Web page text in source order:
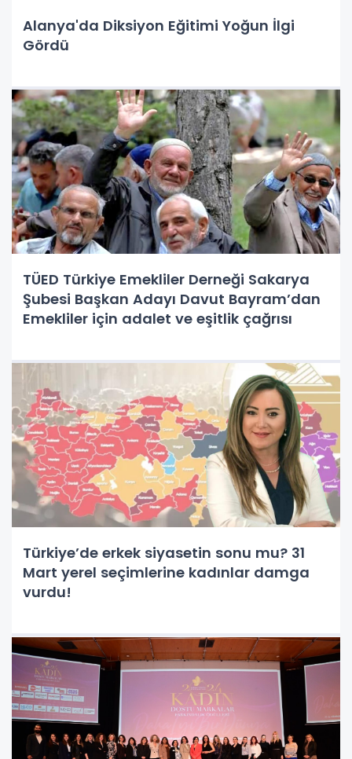
Alanya'da Diksiyon Eğitimi Yoğun İlgi
Gördü
TÜED Türkiye Emekliler Derneği Sakarya
Şubesi Başkan Adayı Davut Bayram’dan
Emekliler için adalet ve eşitlik çağrısı
Türkiye’de erkek siyasetin sonu mu? 31
Mart yerel seçimlerine kadınlar damga
vurdu!